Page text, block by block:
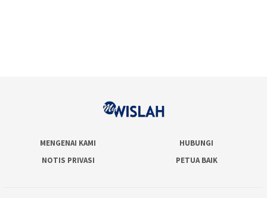
MENGENAI KAMI
HUBUNGI
NOTIS PRIVASI
PETUA BAIK